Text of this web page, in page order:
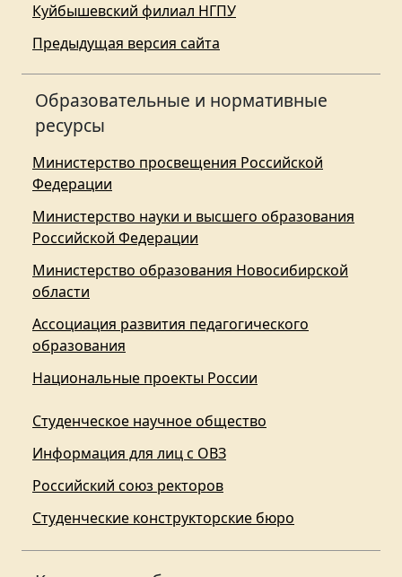
Куйбышевский филиал НГПУ
Предыдущая версия сайта
Образовательные и нормативные
ресурсы
Министерство просвещения Российской
Федерации
Министерство науки и высшего образования
Российской Федерации
Министерство образования Новосибирской
области
Ассоциация развития педагогического
образования
Национальные проекты России
Студенческое научное общество
Информация для лиц с ОВЗ
Российский союз ректоров
Студенческие конструкторские бюро